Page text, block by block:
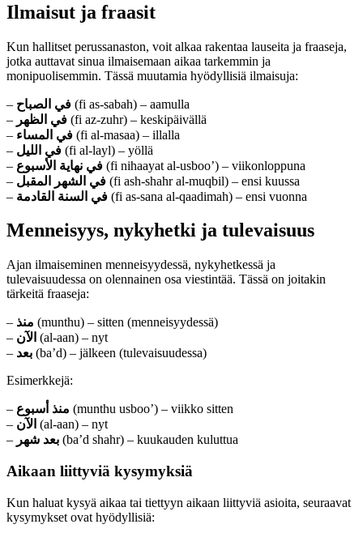
Ilmaisut ja fraasit
Kun hallitset perussanaston, voit alkaa rakentaa lauseita ja fraaseja,
jotka auttavat sinua ilmaisemaan aikaa tarkemmin ja
monipuolisemmin. Tässä muutamia hyödyllisiä ilmaisuja:
– في الصباح (fi as-sabah) – aamulla
– في الظهر (fi az-zuhr) – keskipäivällä
– في المساء (fi al-masaa) – illalla
– في الليل (fi al-layl) – yöllä
– في نهاية الأسبوع (fi nihaayat al-usboo’) – viikonloppuna
– في الشهر المقبل (fi ash-shahr al-muqbil) – ensi kuussa
– في السنة القادمة (fi as-sana al-qaadimah) – ensi vuonna
Menneisyys, nykyhetki ja tulevaisuus
Ajan ilmaiseminen menneisyydessä, nykyhetkessä ja
tulevaisuudessa on olennainen osa viestintää. Tässä on joitakin
tärkeitä fraaseja:
– منذ (munthu) – sitten (menneisyydessä)
– الآن (al-aan) – nyt
– بعد (ba’d) – jälkeen (tulevaisuudessa)
Esimerkkejä:
– منذ أسبوع (munthu usboo’) – viikko sitten
– الآن (al-aan) – nyt
– بعد شهر (ba’d shahr) – kuukauden kuluttua
Aikaan liittyviä kysymyksiä
Kun haluat kysyä aikaa tai tiettyyn aikaan liittyviä asioita, seuraavat
kysymykset ovat hyödyllisiä: